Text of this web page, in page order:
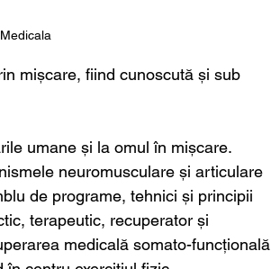
mișcare, fiind cunoscută și sub
umane și la omul în mișcare.
neuromusculare și articulare
de programe, tehnici și principii
terapeutic, recuperator și
medicală somato-funcțională